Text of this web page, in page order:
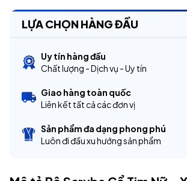
LỰA CHỌN HÀNG ĐẦU
Uy tín hàng đầu
Chất lượng - Dịch vụ - Uy tín
Giao hàng toàn quốc
Liên kết tất cả các đơn vị
Sản phẩm đa dạng phong phú
Luôn đi đầu xu hướng sản phẩm